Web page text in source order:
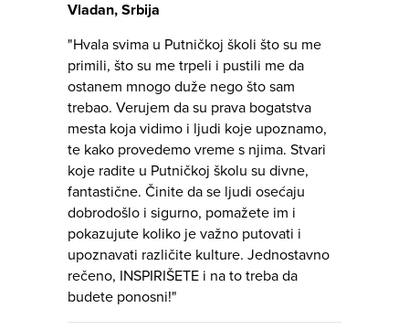
Vladan, Srbija
"Hvala svima u Putničkoj školi što su me
primili, što su me trpeli i pustili me da
ostanem mnogo duže nego što sam
trebao. Verujem da su prava bogatstva
mesta koja vidimo i ljudi koje upoznamo,
te kako provedemo vreme s njima. Stvari
koje radite u Putničkoj školu su divne,
fantastične. Činite da se ljudi osećaju
dobrodošlo i sigurno, pomažete im i
pokazujute koliko je važno putovati i
upoznavati različite kulture. Jednostavno
rečeno, INSPIRIŠETE i na to treba da
budete ponosni!"